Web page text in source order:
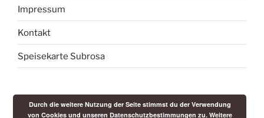
Impressum
Kontakt
Speisekarte Subrosa
Durch die weitere Nutzung der Seite stimmst du der Verwendung
von Cookies und unseren Datenschutzbestimmungen zu. Weitere